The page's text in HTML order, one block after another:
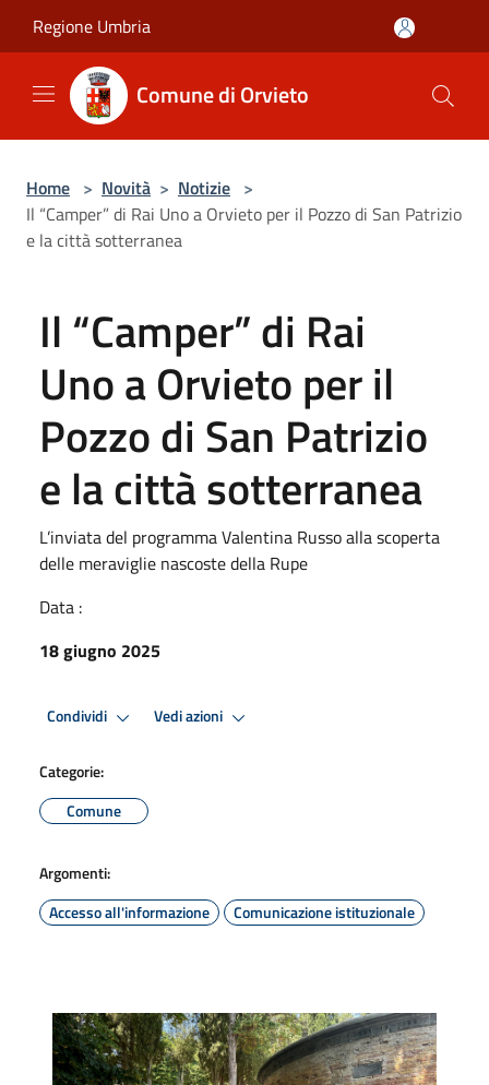
Regione Umbria
Comune di Orvieto
Home > Novità > Notizie >
Il “Camper” di Rai Uno a Orvieto per il Pozzo di San Patrizio
e la città sotterranea
Il “Camper” di Rai
Uno a Orvieto per il
Pozzo di San Patrizio
e la città sotterranea
L’inviata del programma Valentina Russo alla scoperta
delle meraviglie nascoste della Rupe
Data :
18 giugno 2025
Condividi Vedi azioni
Categorie:
Comune
Argomenti:
Accesso all'informazione
Comunicazione istituzionale